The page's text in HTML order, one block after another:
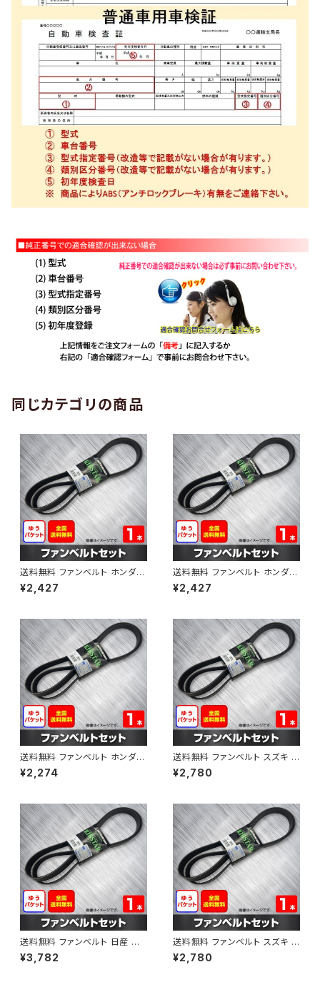
同じカテゴリの商品
送料無料 ファンベルト ホンダ
ゼスト 型式JE1 H18.03～H24.
11 （国内トップメーカー） 1本 H
¥2,427
送料無料 ファンベルト ホンダ ラ
イフ 型式JB6 H15.09～H20.1
1 （国内トップメーカー） 1本 HA
¥2,427
送料無料 ファンベルト ホンダ フ
ィット 型式GE6 H19.10～H25.
09 （国内トップメーカー） 1本 H
¥2,274
送料無料 ファンベルト スズキ ス
ペーシア 型式MK32S H25.03
～H30.02 （国内トップメーカ
¥2,780
送料無料 ファンベルト 日産 キ
ューブ 型式Z12 H20.11～H24.
10 （国内トップメーカー） 1本 H
¥3,782
送料無料 ファンベルト スズキ ワ
ゴンR 型式MH34S H24.09～
H29.02 （国内トップメーカー）
¥2,780